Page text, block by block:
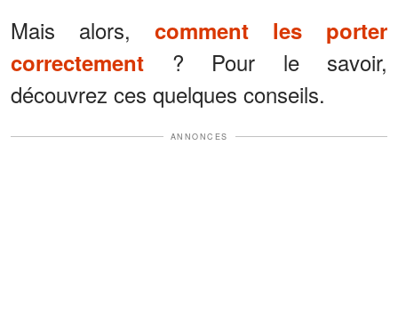
Mais alors, comment les porter
correctement ? Pour le savoir,
découvrez ces quelques conseils.
ANNONCES